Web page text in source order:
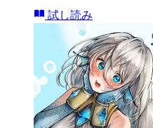
試し読み